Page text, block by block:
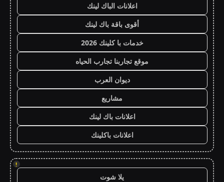
اعلانات الباك لينك
أقوى باقة باك لينك
خدمات با كلينك 2026
موقع تجاربنا تجارب الحياه
ديوان العرب
مشاريع
اعلانات باك لينك
اعلانات باكلينك
!
يلا شوت